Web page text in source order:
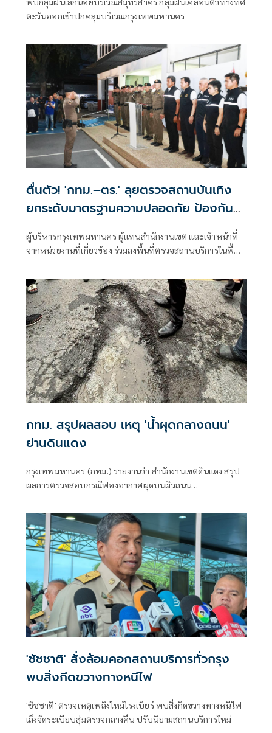
ตะวันออกเข้าปกคลุมบริเวณกรุงเทพมหานคร
ตื่นตัว! 'กทม.–ตร.' ลุยตรวจสถานบันเทิง
ยกระดับมาตรฐานความปลอดภัย ป้องกัน
ผู้บริหารกรุงเทพมหานคร ผู้แทนสำนักงานเขต และเจ้าหน้าที่
จากหน่วยงานที่เกี่ยวข้อง ร่วมลงพื้นที่ตรวจสถานบริการในพื้นที่
ปลอดภัย
กทม. สรุปผลสอบ เหตุ 'น้ำผุดกลางถนน'
ย่านดินแดง
กรุงเทพมหานคร (กทม.) รายงานว่า สำนักงานเขตดินแดง สรุป
ผลการตรวจสอบกรณีฟองอากาศผุดบนผิวถนน
'ชัชชาติ' สั่งล้อมคอกสถานบริการทั่วกรุง
พบสิ่งกีดขวางทางหนีไฟ
'ชัชชาติ' ตรวจเหตุเพลิงไหม้โรงเบียร์ พบสิ่งกีดขวางทางหนีไฟ
เล็งจัดระเบียบสุ่มตรวจกลางคืน ปรับนิยามสถานบริการใหม่